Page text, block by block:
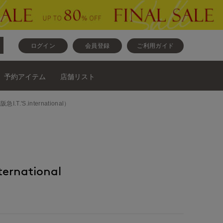
ログイン 会員登録 ご利用ガイド
予約アイテム 店舗リスト
急I.T.'S.international）